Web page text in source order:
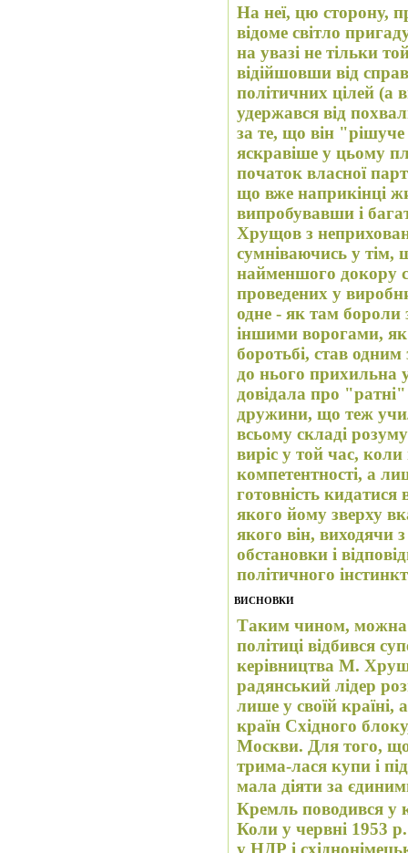
На неї, цю сторону,
відоме світло
на увазі не тільки той факт, що і на схилі років, уже
відійшовши від
політичних цілей (а
удержався від похвали Сталіну, у тому числі знову
за те, що він "рішуче боров" з ворогами. Ще
яскравіше у цьому
початок власної
що вже наприкінці життя, дуже багато чого
випробувавши і багато про що передумавши, Н. С.
Хрущов з неприхованим захватом, нітрохи не
сумніваючись у тім,
найменшого докору
проведених у
одне - як там
іншими ворогами, як
боротьбі, став одним
до нього прихильна
довідала про
дружини, що теж
всьому складі розуму
виріс у той час, коли не було потрібно ні знань, ні
компетентності, а
готовність
якого йому зверху вкажуть (чи
якого він, виходячи
обстановки і відповідним чином працюючого
політичного
ВИСНОВКИ
Таким чином, можна
політиці відбився
керівництва М.
радянський лідер
лише у своїй країні,
країн Східного
Москви. Для того,
трима-лася купи і
мала діяти за
Кремль поводився у
Коли у червні 1953
у НДР і